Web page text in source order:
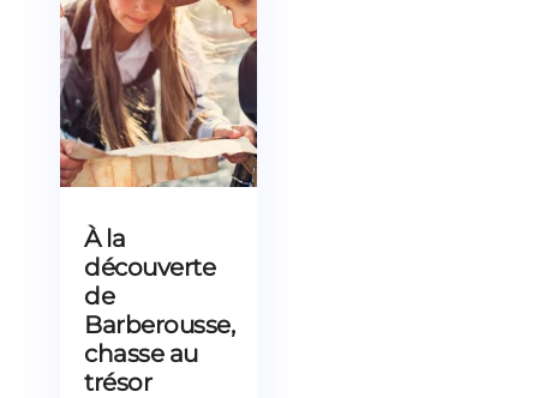
À la
découverte
de
Barberousse,
chasse au
trésor